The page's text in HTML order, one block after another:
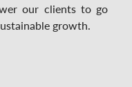
our clients to go
growth.